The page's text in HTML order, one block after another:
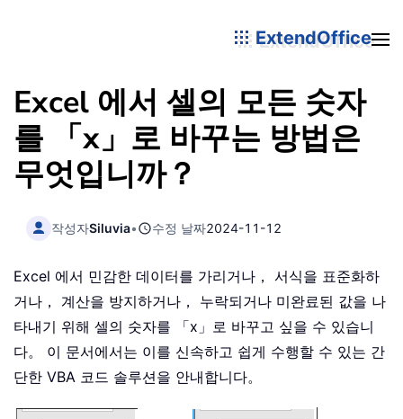
ExtendOffice
Excel 에서 셀의 모든 숫자
를 「x」로 바꾸는 방법은
무엇입니까？
작성자Siluvia• 수정 날짜2024-11-12
Excel 에서 민감한 데이터를 가리거나， 서식을 표준화하
거나， 계산을 방지하거나， 누락되거나 미완료된 값을 나
타내기 위해 셀의 숫자를 「x」로 바꾸고 싶을 수 있습니
다。 이 문서에서는 이를 신속하고 쉽게 수행할 수 있는 간
단한 VBA 코드 솔루션을 안내합니다。